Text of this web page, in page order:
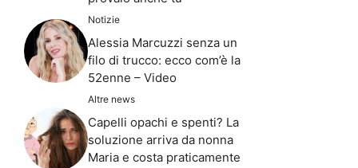
Notizie
Alessia Marcuzzi senza un
filo di trucco: ecco com’è la
52enne – Video
Altre news
Capelli opachi e spenti? La
soluzione arriva da nonna
Maria e costa praticamente